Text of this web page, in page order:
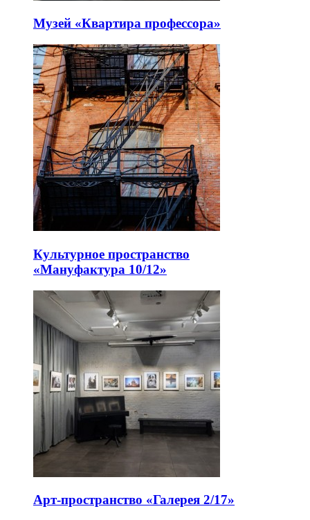
Музей «Квартира профессора»
Культурное пространство
«Мануфактура 10/12»
Арт-пространство «Галерея 2/17»